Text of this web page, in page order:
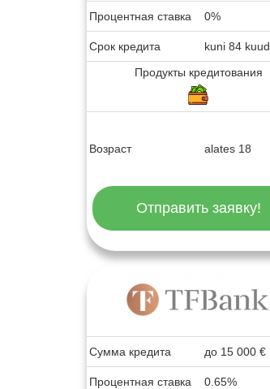
Процентная ставка 0%
Срок кредита
kuni 84 kuud
Продукты кредитования
Возраст alates 18
Отправить заявку!
Сумма кредита до 15 000 €
Процентная ставка 0.65%